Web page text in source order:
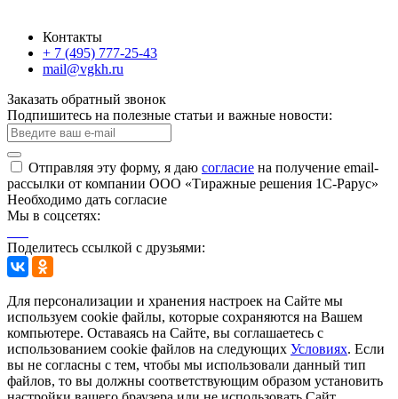
Контакты
+ 7 (495) 777-25-43
mail@vgkh.ru
Заказать обратный звонок
Подпишитесь на полезные статьи и важные новости:
Отправляя эту форму, я даю согласие на получение email-
рассылки от компании ООО «Тиражные решения 1С-Рарус»
Необходимо дать согласие
Мы в соцсетях:
Поделитесь ссылкой с друзьями:
Для персонализации и хранения настроек на Сайте мы
используем cookie файлы, которые сохраняются на Вашем
компьютере. Оставаясь на Сайте, вы соглашаетесь с
использованием cookie файлов на следующих Условиях. Если
вы не согласны с тем, чтобы мы использовали данный тип
файлов, то вы должны соответствующим образом установить